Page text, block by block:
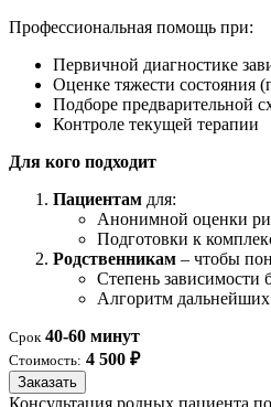
Профессиональная помощь при:
Первичной диагностике
Оценке тяжести состояния
Подборе предварительной
Контроле текущей терапии
Для кого подходит
Пациентам для:
Анонимной оценки
Подготовки к
Родственникам – чтобы
Степень зависимости
Алгоритм дальнейших
Срок 40-60 минут
Стоимость: 4 500 ₽
Заказать
Консультация родных пациента